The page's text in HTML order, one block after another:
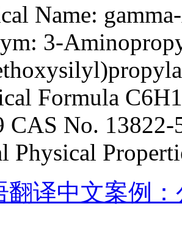
Name:
3-
Formula
CAS No.
Physical
翻译中文案例